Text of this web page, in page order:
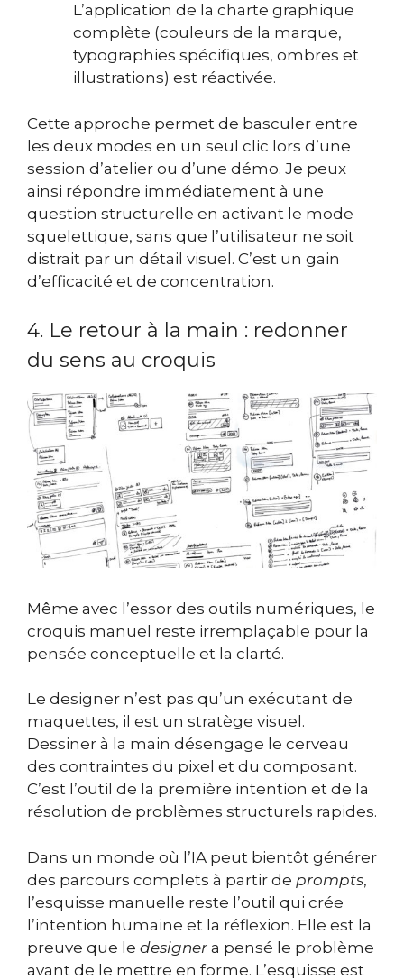
L’application de la charte graphique
complète (couleurs de la marque,
typographies spécifiques, ombres et
illustrations) est réactivée.
Cette approche permet de basculer entre
les deux modes en un seul clic lors d’une
session d’atelier ou d’une démo. Je peux
ainsi répondre immédiatement à une
question structurelle en activant le mode
squelettique, sans que l’utilisateur ne soit
distrait par un détail visuel. C’est un gain
d’efficacité et de concentration.
4. Le retour à la main : redonner
du sens au croquis
Même avec l’essor des outils numériques, le
croquis manuel reste irremplaçable pour la
pensée conceptuelle et la clarté.
Le designer n’est pas qu’un exécutant de
maquettes, il est un stratège visuel.
Dessiner à la main désengage le cerveau
des contraintes du pixel et du composant.
C’est l’outil de la première intention et de la
résolution de problèmes structurels rapides.
Dans un monde où l’IA peut bientôt générer
des parcours complets à partir de prompts,
l’esquisse manuelle reste l’outil qui crée
l’intention humaine et la réflexion. Elle est la
preuve que le designer a pensé le problème
avant de le mettre en forme. L’esquisse est